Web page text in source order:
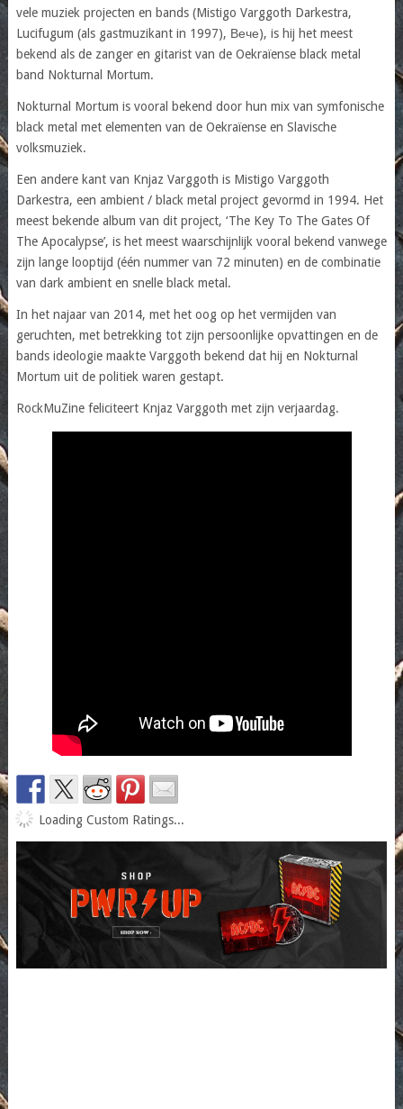
vele muziek projecten en bands (Mistigo Varggoth Darkestra,
Lucifugum (als gastmuzikant in 1997), Вече), is hij het meest
bekend als de zanger en gitarist van de Oekraïense black metal
band Nokturnal Mortum.
Nokturnal Mortum is vooral bekend door hun mix van symfonische
black metal met elementen van de Oekraïense en Slavische
volksmuziek.
Een andere kant van Knjaz Varggoth is Mistigo Varggoth
Darkestra, een ambient / black metal project gevormd in 1994. Het
meest bekende album van dit project, ‘The Key To The Gates Of
The Apocalypse’, is het meest waarschijnlijk vooral bekend vanwege
zijn lange looptijd (één nummer van 72 minuten) en de combinatie
van dark ambient en snelle black metal.
In het najaar van 2014, met het oog op het vermijden van
geruchten, met betrekking tot zijn persoonlijke opvattingen en de
bands ideologie maakte Varggoth bekend dat hij en Nokturnal
Mortum uit de politiek waren gestapt.
RockMuZine feliciteert Knjaz Varggoth met zijn verjaardag.
Loading Custom Ratings...